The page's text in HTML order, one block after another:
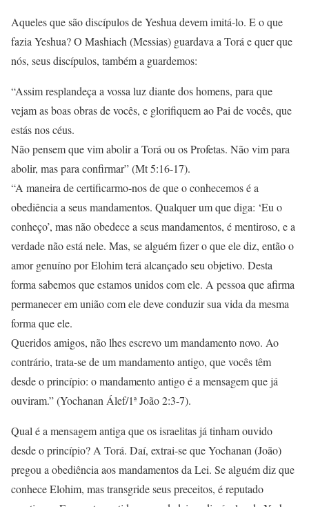
Aqueles que são discípulos de Yeshua devem imitá-lo. E o que
fazia Yeshua? O Mashiach (Messias) guardava a Torá e quer que
nós, seus discípulos, também a guardemos:
“Assim resplandeça a vossa luz diante dos homens, para que
vejam as boas obras de vocês, e glorifiquem ao Pai de vocês, que
estás nos céus.
Não pensem que vim abolir a Torá ou os Profetas. Não vim para
abolir, mas para confirmar” (Mt 5:16-17).
“A maneira de certificarmo-nos de que o conhecemos é a
obediência a seus mandamentos. Qualquer um que diga: ‘Eu o
conheço’, mas não obedece a seus mandamentos, é mentiroso, e a
verdade não está nele. Mas, se alguém fizer o que ele diz, então o
amor genuíno por Elohim terá alcançado seu objetivo. Desta
forma sabemos que estamos unidos com ele. A pessoa que afirma
permanecer em união com ele deve conduzir sua vida da mesma
forma que ele.
Queridos amigos, não lhes escrevo um mandamento novo. Ao
contrário, trata-se de um mandamento antigo, que vocês têm
desde o princípio: o mandamento antigo é a mensagem que já
ouviram.” (Yochanan Álef/1ª João 2:3-7).
Qual é a mensagem antiga que os israelitas já tinham ouvido
desde o princípio? A Torá. Daí, extrai-se que Yochanan (João)
pregou a obediência aos mandamentos da Lei. Se alguém diz que
conhece Elohim, mas transgride seus preceitos, é reputado